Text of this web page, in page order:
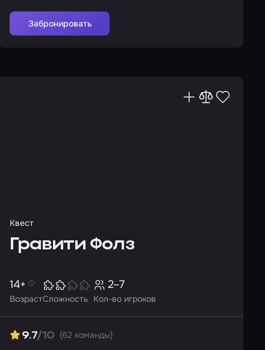
Забронировать
Квест
Гравити Фолз
Возраст
14+
Сложность Кол-во игроков
2–7
9.7/10 (62 команды)